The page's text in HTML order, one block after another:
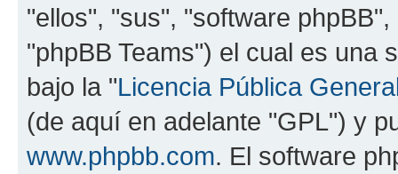
"ellos", "sus", "software
"phpBB Teams") el cual es una
bajo la "Licencia Pública
(de aquí en adelante "GPL") y
www.phpbb.com. El software